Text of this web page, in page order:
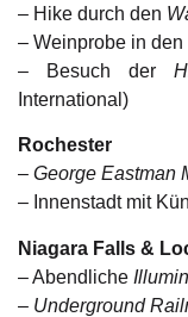
– Hike durch den
– Weinprobe in
– Besuch der
International)
Rochester
– George Eastman
– Innenstadt mit
Niagara Falls &
– Abendliche
– Underground